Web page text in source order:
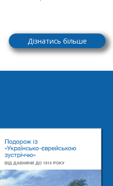
Дізнатись більше